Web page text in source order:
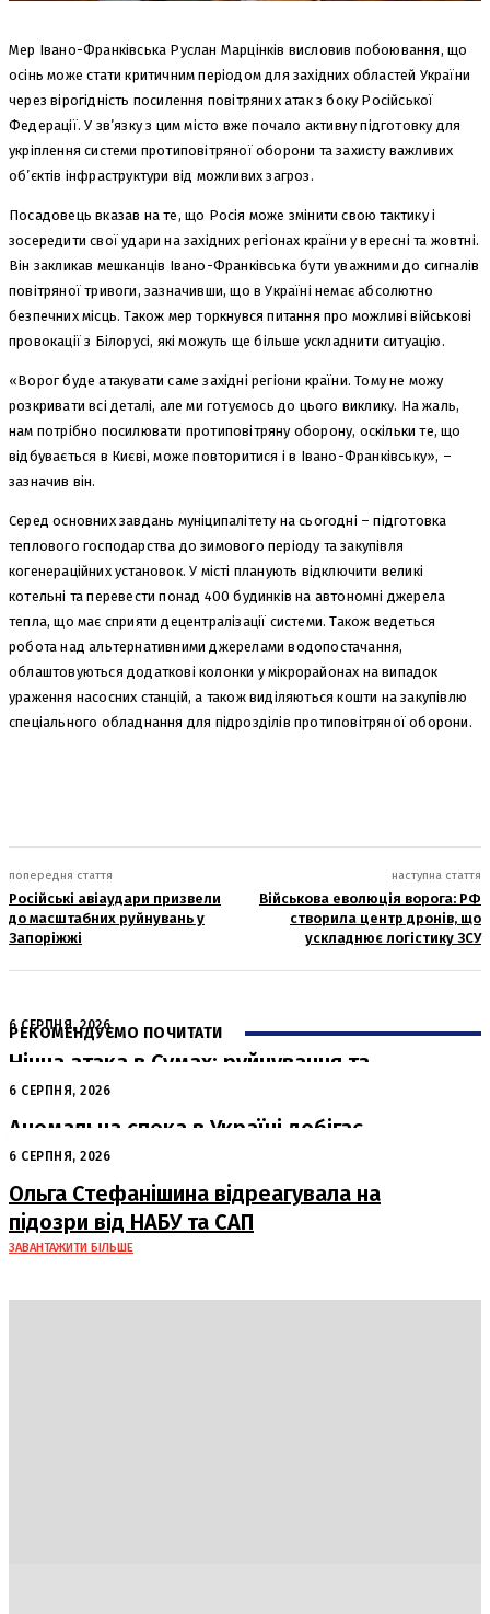
Мер Івано-Франківська Руслан Марцінків висловив побоювання, що
осінь може стати критичним періодом для західних областей України
через вірогідність посилення повітряних атак з боку Російської
Федерації. У зв’язку з цим місто вже почало активну підготовку для
укріплення системи протиповітряної оборони та захисту важливих
об’єктів інфраструктури від можливих загроз.
Посадовець вказав на те, що Росія може змінити свою тактику і
зосередити свої удари на західних регіонах країни у вересні та жовтні.
Він закликав мешканців Івано-Франківська бути уважними до сигналів
повітряної тривоги, зазначивши, що в Україні немає абсолютно
безпечних місць. Також мер торкнувся питання про можливі військові
провокації з Білорусі, які можуть ще більше ускладнити ситуацію.
«Ворог буде атакувати саме західні регіони країни. Тому не можу
розкривати всі деталі, але ми готуємось до цього виклику. На жаль,
нам потрібно посилювати протиповітряну оборону, оскільки те, що
відбувається в Києві, може повторитися і в Івано-Франківську», –
зазначив він.
Серед основних завдань муніципалітету на сьогодні – підготовка
теплового господарства до зимового періоду та закупівля
когенераційних установок. У місті планують відключити великі
котельні та перевести понад 400 будинків на автономні джерела
тепла, що має сприяти децентралізації системи. Також ведеться
робота над альтернативними джерелами водопостачання,
облаштовуються додаткові колонки у мікрорайонах на випадок
ураження насосних станцій, а також виділяються кошти на закупівлю
спеціального обладнання для підрозділів протиповітряної оборони.
попередня стаття
Російські авіаудари призвели
до масштабних руйнувань у
Запоріжжі
наступна стаття
Військова еволюція ворога: РФ
створила центр дронів, що
ускладнює логістику ЗСУ
РЕКОМЕНДУЄМО ПОЧИТАТИ
6 СЕРПНЯ, 2026
Нічна атака в Сумах: руйнування та
жертви від російських авіабомб
6 СЕРПНЯ, 2026
Аномальна спека в Україні добігає
кінця: очікується похолодання
6 СЕРПНЯ, 2026
Ольга Стефанішина відреагувала на
підозри від НАБУ та САП
ЗАВАНТАЖИТИ БІЛЬШЕ